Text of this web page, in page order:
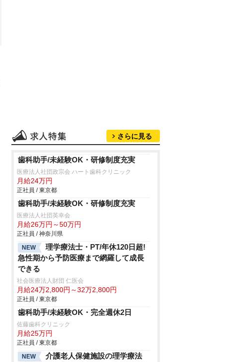
さらに見る
歯科助手/未経験OK・研修制度充実
医療法人社団政宗会 ハート歯科クリニック
月給24万円
正社員 / 東京都
歯科助手/未経験OK・研修制度充実
医療法人社団英幸会
月給26万円～50万円
正社員 / 神奈川県
NEW
理学療法士・PT/年休120日超!
急性期から予防医療まで網羅して成長
できる
社会医療法人財団 仁医会
月給24万2,800円～32万2,800円
正社員 / 東京都
歯科助手/未経験OK・完全週休2日
佐藤歯科クリニック
月給25万円
正社員 / 東京都
NEW
介護老人保健施設の理学療法